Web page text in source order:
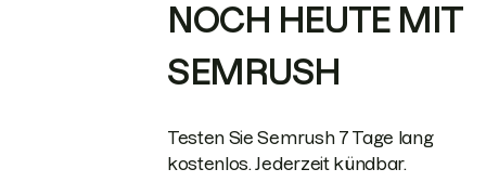
NOCH HEUTE MIT
SEMRUSH
Testen Sie Semrush 7 Tage lang
kostenlos. Jederzeit kündbar.